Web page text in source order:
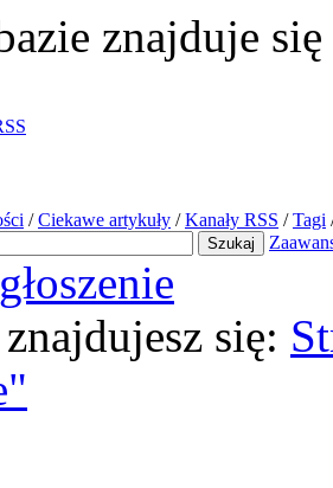
znajduje się
/ Ciekawe artykuły / Kanały RSS / Tagi
się: